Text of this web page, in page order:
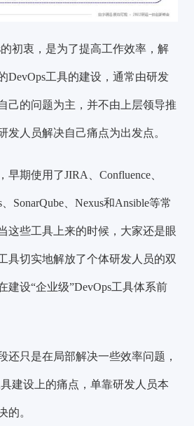
初衷，是为了提高工作效率，解
DevOps工具的建设，通常由研发
己的问题为主，并不由上层领导推
发人员解决自己痛点为出发点。
早期使用了JIRA、Confluence、
SonarQube、Nexus和Ansible等常
这些工具上来的时候，大家还是眼
具切实地解放了个体研发人员的双
建设“企业级”DevOps工具体系前
还只是在局部解决一些效率问题，
建设上的痛点，单靠研发人员本
的。